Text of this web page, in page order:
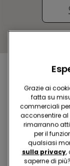
Acquista in
Rendi il tuo
Cambia la
Grazie ai
fatta su
commerciali
acconsentire al
rimarranno
per il
qualsiasi
sulla privacy,
saperne di